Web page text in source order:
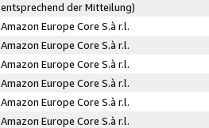
entsprechend der Mitteilung)
Amazon Europe Core S.à r.l.
Amazon Europe Core S.à r.l.
Amazon Europe Core S.à r.l.
Amazon Europe Core S.à r.l.
Amazon Europe Core S.à r.l.
Amazon Europe Core S.à r.l.